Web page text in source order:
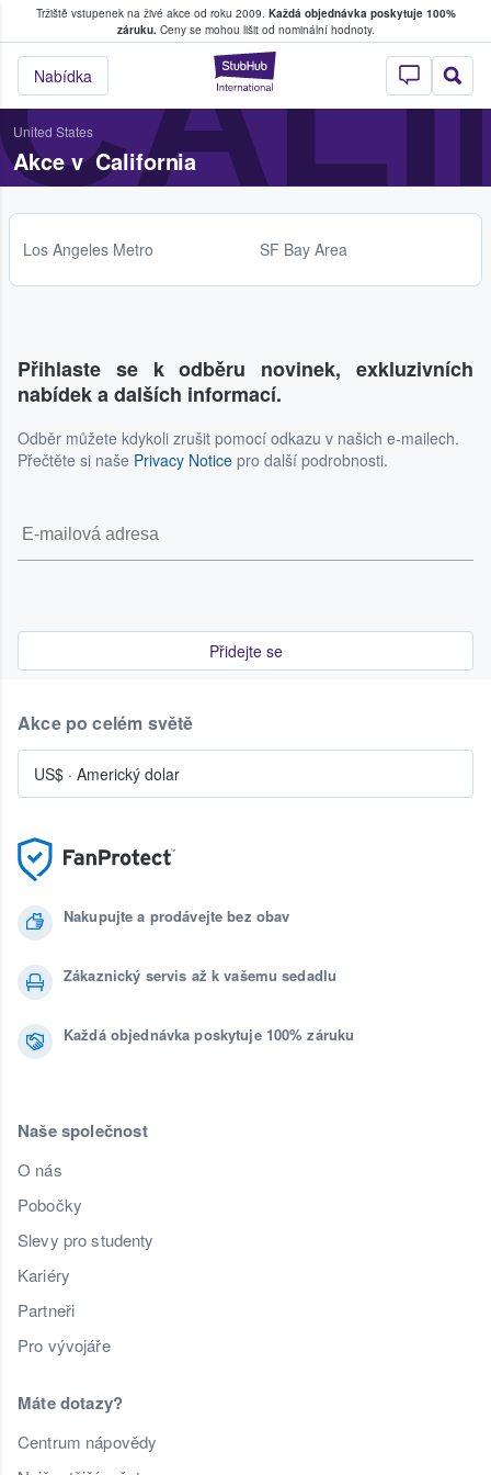
Tržiště vstupenek na živé akce od roku 2009. Každá objednávka poskytuje 100%
záruku.Ceny se mohou lišit od nominální hodnoty.
StubHub –
Nabídka
kde fanoušci kupují a prodávají vstupenky
United States
Akce v California
Los Angeles Metro SF Bay Area
Přihlaste se k odběru novinek, exkluzivních
nabídek a dalších informací.
Odběr můžete kdykoli zrušit pomocí odkazu v našich e-mailech.
Přečtěte si naše Privacy Notice pro další podrobnosti.
Přidejte se
Nakupujte a prodávejte bez obav
Zákaznický servis až k vašemu sedadlu
Každá objednávka poskytuje 100% záruku
Naše společnost
O nás
Pobočky
Slevy pro studenty
Kariéry
Partneři
Pro vývojáře
Máte dotazy?
Centrum nápovědy
Akce po celém světě
US$ · Americký dolar